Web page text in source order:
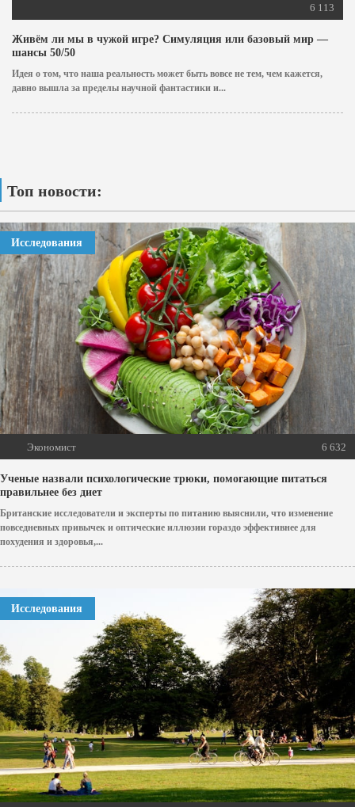
6 113
Живём ли мы в чужой игре? Симуляция или базовый мир —
шансы 50/50
Идея о том, что наша реальность может быть вовсе не тем, чем кажется,
давно вышла за пределы научной фантастики и...
Топ новости:
Исследования
Экономист 6 632
Ученые назвали психологические трюки, помогающие питаться
правильнее без диет
Британские исследователи и эксперты по питанию выяснили, что изменение
повседневных привычек и оптические иллюзии гораздо эффективнее для
похудения и здоровья,...
Исследования